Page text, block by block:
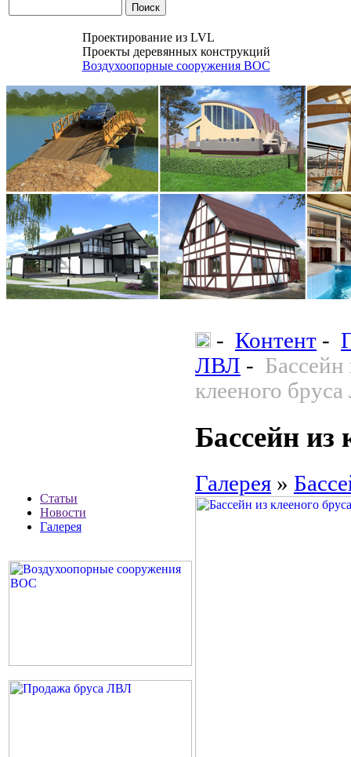
Проектирование из LVL
Проекты деревянных конструкций
Воздухоопорные сооружения ВОС
Статьи
Новости
Галерея
- Контент -
ЛВЛ -
клееного
Бассейн из
Галерея »